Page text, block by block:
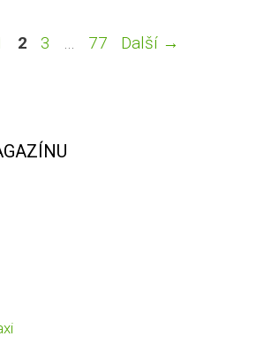
Stránka
2 Stránka
3 … Stránka
77 Další →